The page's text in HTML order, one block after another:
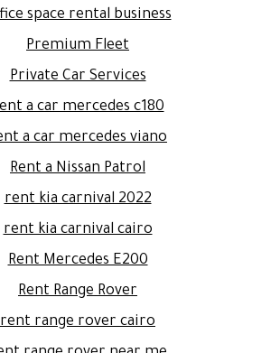
space rental business
Premium Fleet
Private Car Services
a car mercedes c180
a car mercedes viano
Rent a Nissan Patrol
rent kia carnival 2022
rent kia carnival cairo
Rent Mercedes E200
Rent Range Rover
rent range rover cairo